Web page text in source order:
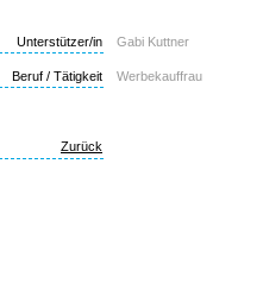
Unterstützer/in Gabi Kuttner
Beruf / Tätigkeit Werbekauffrau
Zurück